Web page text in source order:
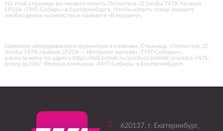
На этой странице вы можете купить Петлитель JZ Siruba 747K правый
LP226 «ТМТ-Сибирь» в Екатеринбурге. Чтобы купить товар укажите
необходимое количество и нажмите «В корзину».
Швейное оборудование и фурнитура в наличии. Страница «Петлитель JZ
Siruba 747K правый LP226 — Интернет-магазин «ТМТ-Сибирь»»,
расположена по адресу https://ekb.tmtsib.ru/product/petlitel-jz-siruba-747k-
pravyj-lp226/. Филиал компании «ТМТ-Сибирь» в Екатеринбурге.
620137, г. Екатеринбург,